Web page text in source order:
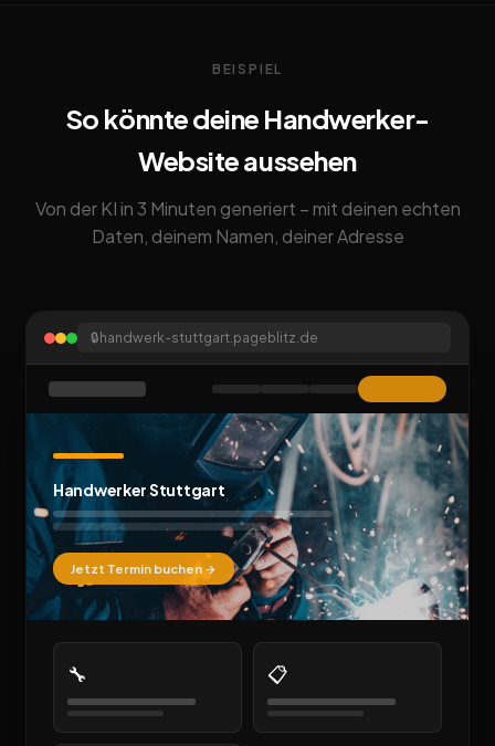
BEISPIEL
So könnte deine Handwerker-
Website aussehen
Von der KI in 3 Minuten generiert – mit deinen echten
Daten, deinem Namen, deiner Adresse
🔒 handwerk-stuttgart.pageblitz.de
Handwerker Stuttgart
Jetzt Termin buchen →
🔧 📋